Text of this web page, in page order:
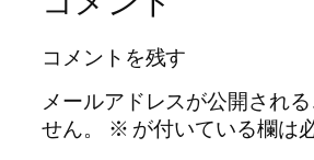
コメントを残す
メールアドレスが公開され
せん。
※ が付いている欄は